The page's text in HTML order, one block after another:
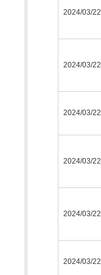
2024/03/22
2024/03/22
2024/03/22
2024/03/22
2024/03/22
2024/03/22